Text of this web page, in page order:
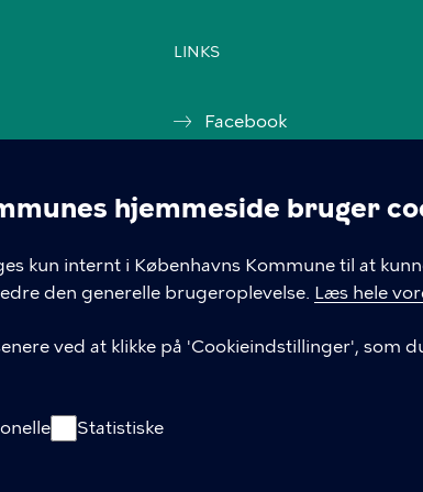
hjemmeside bruger
kun internt i Københavns Kommune til at
den generelle brugeroplevelse. Læs hele
ved at klikke på 'Cookieindstillinger', som
Statistiske
LINKS
Facebook
Kontakt
Cookiepolitik